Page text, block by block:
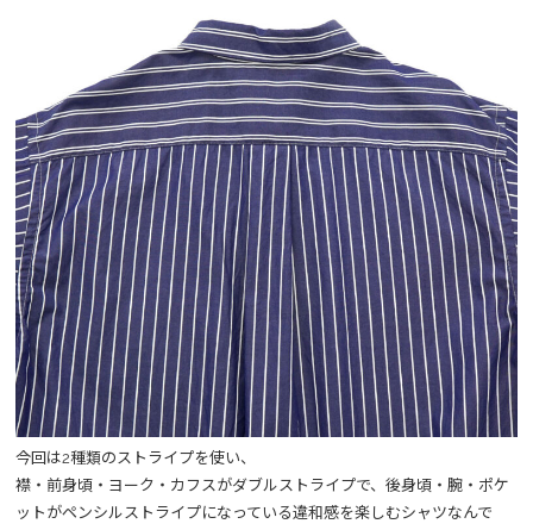
今回は2種類のストライプを使い、
襟・前身頃・ヨーク・カフスがダブルストライプで、後身頃・腕・ポケ
ットがペンシルストライプになっている違和感を楽しむシャツなんで